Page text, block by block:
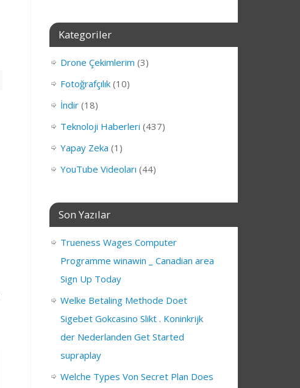
Kategoriler
Drone Çekimlerim (3)
Fotoğrafçılık (10)
İndir (18)
Teknoloji Haberleri (437)
Yapay Zeka (1)
YouTube Videoları (44)
Son Yazılar
Trueness Wages Computer
Programme winawin _ Canadian area
Sign Up Today
Welke Betaling Methode Doet
Sigebet Gokcasino Slikt . Koninkrijk
der Nederlanden Get Started
supraplay
Welche Types Von Secret Plan Does